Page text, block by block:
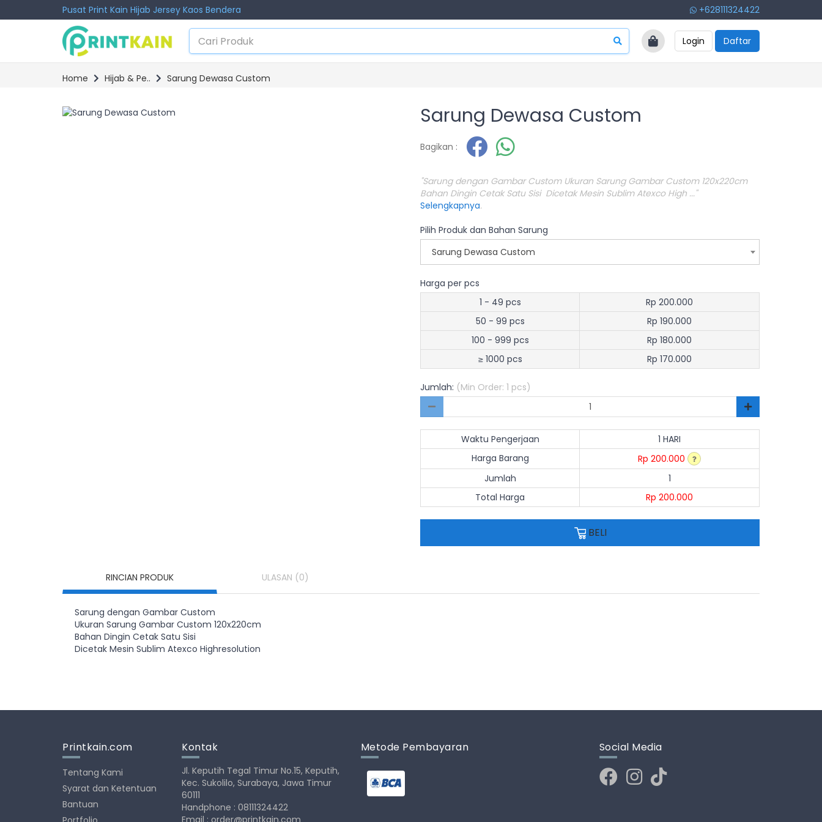
Pusat Print Kain Hijab Jersey Kaos Bendera +628111324422
Login Daftar
Home Hijab & Pe.. Sarung Dewasa Custom
Sarung Dewasa Custom
Bagikan :
"Sarung dengan Gambar Custom Ukuran Sarung Gambar Custom 120x220cm
Bahan Dingin Cetak Satu Sisi Dicetak Mesin Sublim Atexco High ..."
Selengkapnya.
Pilih Produk dan Bahan Sarung
Sarung Dewasa Custom
Harga per pcs
1 - 49 pcs
Rp 200.000
50 - 99 pcs
Rp 190.000
100 - 999 pcs
Rp 180.000
≥ 1000 pcs
Rp 170.000
Jumlah: (Min Order: 1 pcs)
Waktu Pengerjaan
1 HARI
Harga Barang
Rp 200.000
Jumlah
1
Total Harga
Rp 200.000
BELI
RINCIAN PRODUK ULASAN (0)
Sarung dengan Gambar Custom
Ukuran Sarung Gambar Custom 120x220cm
Bahan Dingin Cetak Satu Sisi
Dicetak Mesin Sublim Atexco Highresolution
Printkain.com
Tentang Kami
Syarat dan Ketentuan
Bantuan
Kontak
Jl. Keputih Tegal Timur No.15, Keputih,
Kec. Sukolilo, Surabaya, Jawa Timur
60111
Handphone : 08111324422
Metode Pembayaran Social Media